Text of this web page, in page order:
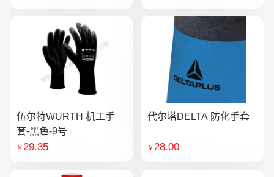
伍尔特WURTH 机工手
套-黑色-9号
￥29.35
代尔塔DELTA 防化手套
￥28.00